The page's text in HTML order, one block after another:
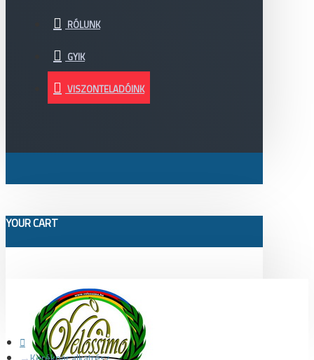
RÓLUNK
GYIK
VISZONTELADÓINK
YOUR CART